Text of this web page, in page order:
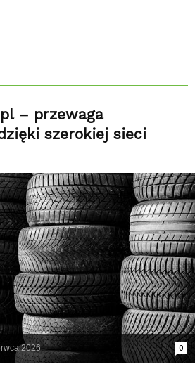
– przewaga
szerokiej sieci
2026 0